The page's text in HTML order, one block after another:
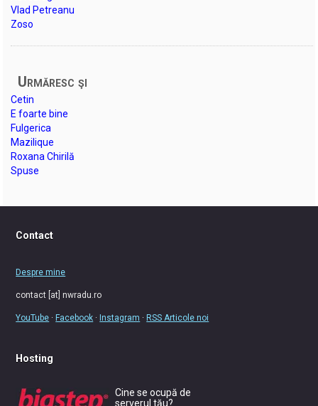
Vlad Petreanu
Zoso
Urmăresc şi
Cetin
E foarte bine
Fulgerica
Mazilique
Roxana Chirilă
Spuse
Contact
Despre mine
contact [at] nwradu.ro
YouTube · Facebook · Instagram · RSS Articole noi
Hosting
Cine se ocupă de
serverul tău?